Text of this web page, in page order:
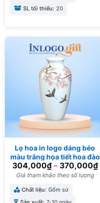
SL tối thiểu: 20
Lọ hoa in logo dáng béo
màu trắng họa tiết hoa đào
và chim nâu 29cm LH-04
304,000₫– 370,000₫
Giá tham khảo theo số lượng
Chất liệu: Gốm sứ